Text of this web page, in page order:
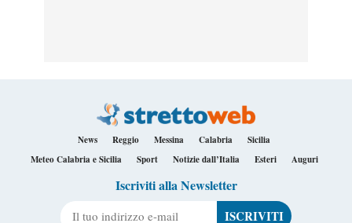
News Reggio Messina Calabria
Sicilia
Meteo Calabria e Sicilia
Sport Notizie dall’Italia Esteri Auguri
Iscriviti alla Newsletter